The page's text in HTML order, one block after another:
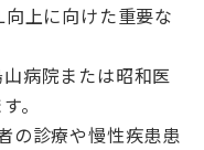
上に向けた重要な
病院または昭和医
。
の診療や慢性疾患患